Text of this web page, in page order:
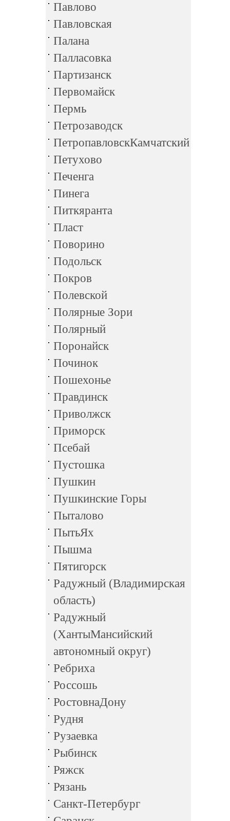
Павлово
Павловская
Палана
Палласовка
Партизанск
Первомайск
Пермь
Петрозаводск
ПетропавловскКамчатский
Петухово
Печенга
Пинега
Питкяранта
Пласт
Поворино
Подольск
Покров
Полевской
Полярные Зори
Полярный
Поронайск
Починок
Пошехонье
Правдинск
Приволжск
Приморск
Псебай
Пустошка
Пушкин
Пушкинские Горы
Пыталово
ПытьЯх
Пышма
Пятигорск
Радужный (Владимирская
область)
Радужный
(ХантыМансийский
автономный округ)
Ребриха
Россошь
РостовнаДону
Рудня
Рузаевка
Рыбинск
Ряжск
Рязань
Санкт-Петербург